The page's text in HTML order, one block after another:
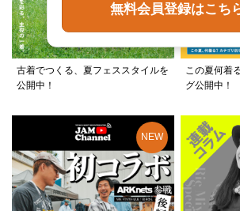
古着でつくる、夏フェススタイルを
公開中！
この夏何着
グ公開中！
無料会員登録はこち